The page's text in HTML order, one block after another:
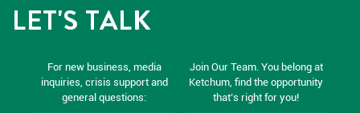
LET'S TALK
For new business, media
inquiries, crisis support and
general questions:
Join Our Team. You belong at
Ketchum, find the opportunity
that’s right for you!